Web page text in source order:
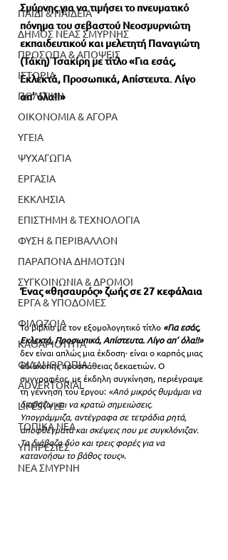
ΠΑΙΔΙ & ΠΑΙΔΕΙΑ
ΔΗΜΟΣ ΝΕΑΣ ΣΜΥΡΝΗΣ
ΠΡΟΣΩΠΑ & ΑΠΟΨΕΙΣ
ΙΣΤΟΡΙΑ
ΠΟΛΙΤΙΚΗ
ΟΙΚΟΝΟΜΙΑ & ΑΓΟΡΑ
ΥΓΕΙΑ
ΨΥΧΑΓΩΓΙΑ
ΕΡΓΑΣΙΑ
ΕΚΚΛΗΣΙΑ
ΕΠΙΣΤΗΜΗ & ΤΕΧΝΟΛΟΓΙΑ
ΦΥΣΗ & ΠΕΡΙΒΑΛΛΟΝ
ΠΑΡΑΠΟΝΑ ΔΗΜΟΤΩΝ
ΣΥΓΚΟΙΝΩΝΙΑ & ΔΡΟΜΟΙ
ΕΡΓΑ & ΥΠΟΔΟΜΕΣ
ΦΙΛΟΖΩΙΑ
ΚΑΘΑΡΙΟΤΗΤΑ
ΦΙΛΑΝΘΡΩΠΙΑ
ADVERTORIAL
LIFESTYLE
ΤΟΠΙΚΑ ΝΕΑ
ΥΠΗΡΕΣΙΕΣ
ΝΕΑ ΣΜΥΡΝΗ
Σμύρνης για να τιμήσει το πνευματικό
πόνημα του σεβαστού Νεοσμυρνιώτη
εκπαιδευτικού και μελετητή Παναγιώτη
(Τάκη) Τσακίρη με τίτλο «Για εσάς,
Εκλεκτά, Προσωπικά, Απίστευτα. Λίγο
απ’ όλα!!»
Ένας «θησαυρός» ζωής σε 27 κεφάλαια
Το βιβλίο με τον εξομολογητικό τίτλο «Για εσάς,
Εκλεκτά, Προσωπικά, Απίστευτα. Λίγο απ’ όλα!!»
δεν είναι απλώς μια έκδοση· είναι ο καρπός μιας
αδιάκοπης προσπάθειας δεκαετιών. Ο
συγγραφέας, με έκδηλη συγκίνηση, περιέγραψε
τη γέννηση του έργου: «Από μικρός θυμάμαι να
διαβάζω και να κρατώ σημειώσεις.
Υπογράμμιζα, αντέγραφα σε τετράδια ρητά,
αποφθέγματα και σκέψεις που με συγκλόνιζαν.
Τα διάβαζα δύο και τρεις φορές για να
κατανοήσω το βάθος τους».